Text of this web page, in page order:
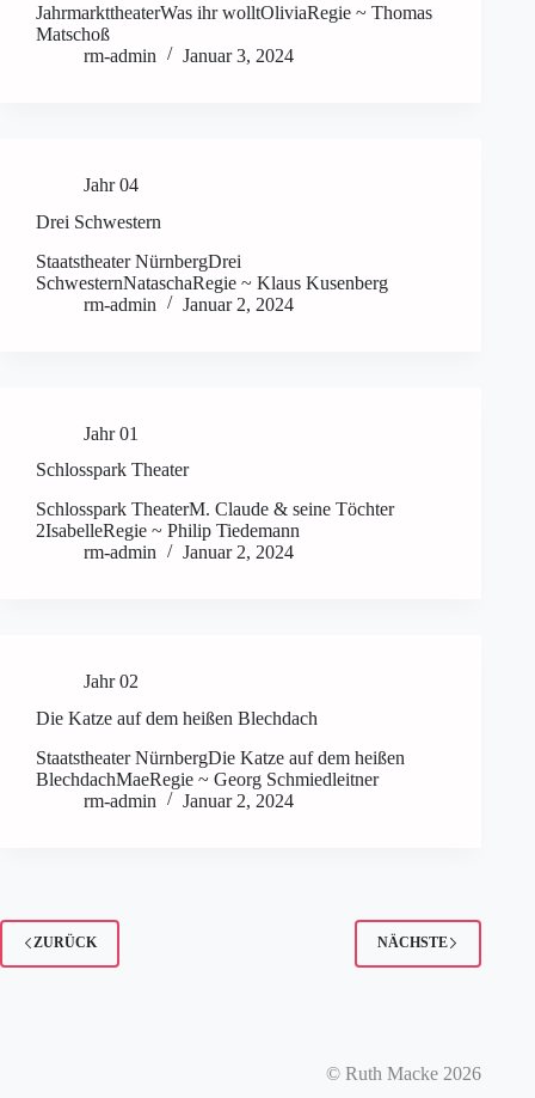
JahrmarkttheaterWas ihr wolltOliviaRegie ~ Thomas
Matschoß
rm-admin
Januar 3, 2024
Jahr 04
Drei Schwestern
Staatstheater NürnbergDrei
SchwesternNataschaRegie ~ Klaus Kusenberg
rm-admin
Januar 2, 2024
Jahr 01
Schlosspark Theater
Schlosspark TheaterM. Claude & seine Töchter
2IsabelleRegie ~ Philip Tiedemann
rm-admin
Januar 2, 2024
Jahr 02
Die Katze auf dem heißen Blechdach
Staatstheater NürnbergDie Katze auf dem heißen
BlechdachMaeRegie ~ Georg Schmiedleitner
rm-admin
Januar 2, 2024
ZURÜCK NÄCHSTE
© Ruth Macke 2026